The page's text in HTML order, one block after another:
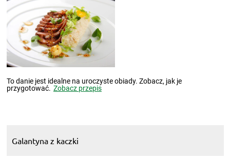
To danie jest idealne na uroczyste obiady. Zobacz, jak je
przygotować. Zobacz przepis
Galantyna z kaczki